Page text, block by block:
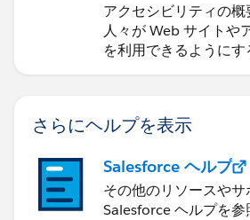
アクセシビリティの
人々が Web サイトや
を利用できるようにす
さらにヘルプを表示
Salesforce ヘルプ
その他のリソースや
Salesforce ヘルプを参